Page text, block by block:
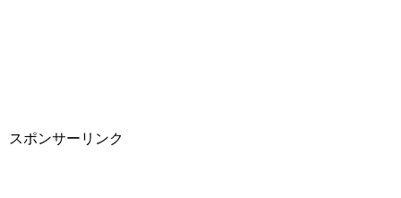
スポンサーリンク